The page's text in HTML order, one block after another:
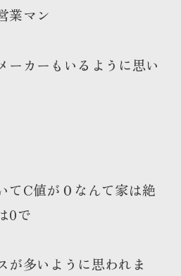
業マン
ーカーもいるように思い
てC値が０なんて家は絶
0で
が多いように思われま